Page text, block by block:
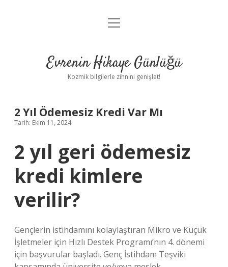
Anasayfa
Yasal Uyarı
menüyü
Evrenin Hikaye Günlüğü
Kozmik bilgilerle zihnini genişlet!
2 Yıl Ödemesiz Kredi Var Mı
Tarih: Ekim 11, 2024
2 yıl geri ödemesiz
kredi kimlere
verilir?
Gençlerin istihdamını kolaylaştıran Mikro ve Küçük
İşletmeler için Hızlı Destek Programı’nın 4. dönemi
için başvurular başladı. Genç İstihdam Teşviki